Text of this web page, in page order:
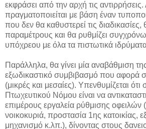
εκφράσει από την αρχή τις
πραγματοποιείται με βάση έναν
που δεν θα καθυστερεί τις διαδικασίες,
παραμέτρους και θα ρυθμίζει
υπόχρεου με όλα τα πιστωτικά
Παράλληλα, θα γίνει μία αναβάθμιση
εξωδικαστικό συμβιβασμό που αφορά
(μικρές και μεσαίες). Υπενθυμίζεται
Πτωχευτικού Νόμου είναι να
επιμέρους εργαλεία ρύθμισης
νοικοκυριά, προστασία 1ης κατοικίας,
μηχανισμό κ.λπ.), δίνοντας στους